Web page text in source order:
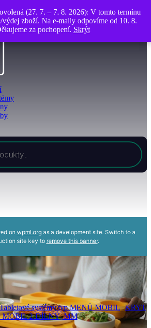
(27. 7. – 7. 8. 2026): V tomto termínu
výdej zboží. Na e-maily odpovíme od 10. 8.
za pochopení. Skrýt
on wpml.orgas a development site. Switch to a
site key to remove this banner.
Tabletové systémy typ MENÜ MOBIL KRYT
2-DÍLNÝ, MM
(27. 7. – 7. 8. 2026): V tomto termínu
výdej zboží. Na e-maily odpovíme od 10. 8.
za pochopení. Skrýt